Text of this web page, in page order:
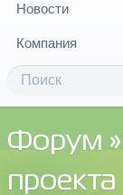
Новости
Компания
Форум »
проекта